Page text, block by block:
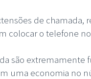
de
colocar o telefone
são
uma economia no